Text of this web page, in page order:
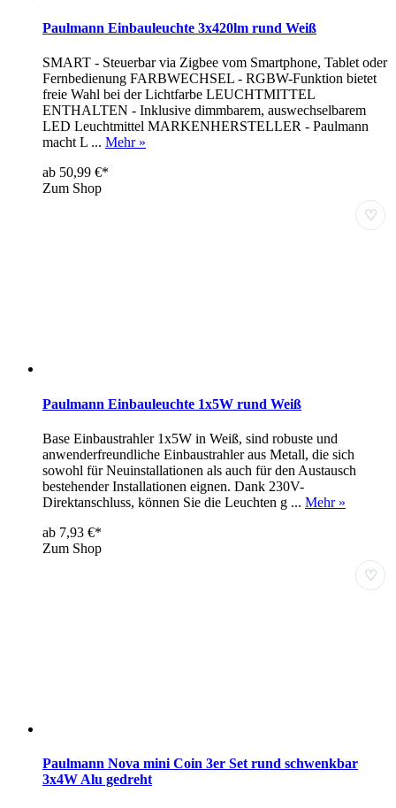
Paulmann Einbauleuchte 3x420lm rund Weiß
SMART - Steuerbar via Zigbee vom Smartphone, Tablet oder
Fernbedienung FARBWECHSEL - RGBW-Funktion bietet
freie Wahl bei der Lichtfarbe LEUCHTMITTEL
ENTHALTEN - Inklusive dimmbarem, auswechselbarem
LED Leuchtmittel MARKENHERSTELLER - Paulmann
macht L ... Mehr »
ab 50,99 €*
Zum Shop
♡
Paulmann Einbauleuchte 1x5W rund Weiß
Base Einbaustrahler 1x5W in Weiß, sind robuste und
anwenderfreundliche Einbaustrahler aus Metall, die sich
sowohl für Neuinstallationen als auch für den Austausch
bestehender Installationen eignen. Dank 230V-
Direktanschluss, können Sie die Leuchten g ... Mehr »
ab 7,93 €*
Zum Shop
♡
Paulmann Nova mini Coin 3er Set rund schwenkbar
3x4W Alu gedreht